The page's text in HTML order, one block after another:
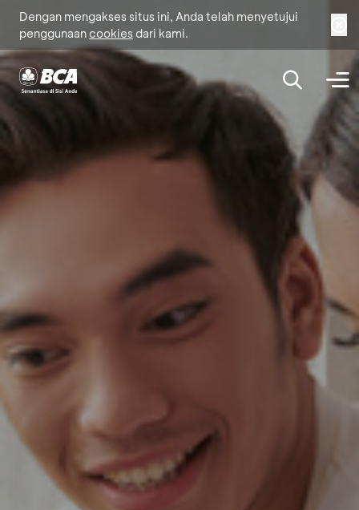
Dengan mengakses situs ini, Anda telah menyetujui
penggunaan cookies dari kami.